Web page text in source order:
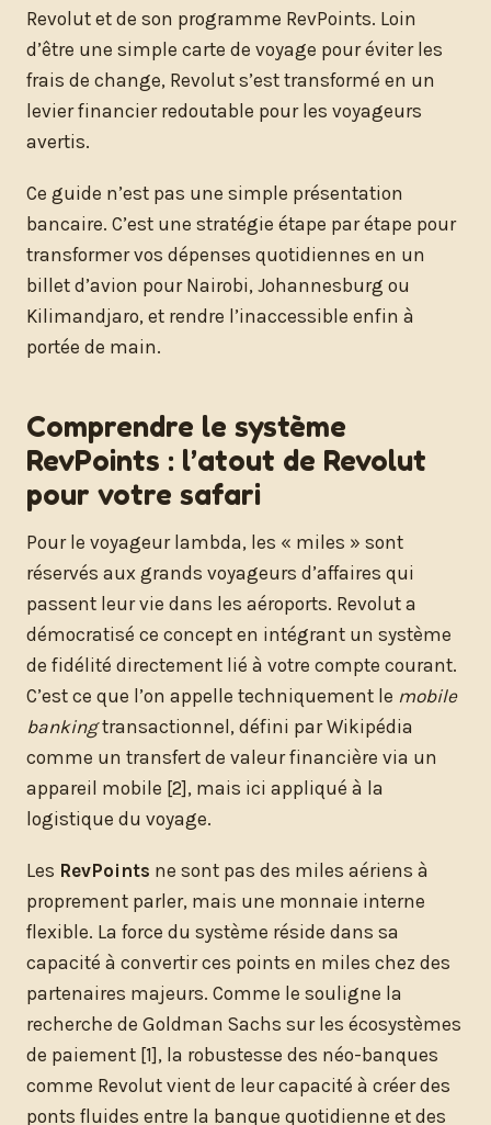
Revolut et de son programme RevPoints. Loin
d’être une simple carte de voyage pour éviter les
frais de change, Revolut s’est transformé en un
levier financier redoutable pour les voyageurs
avertis.
Ce guide n’est pas une simple présentation
bancaire. C’est une stratégie étape par étape pour
transformer vos dépenses quotidiennes en un
billet d’avion pour Nairobi, Johannesburg ou
Kilimandjaro, et rendre l’inaccessible enfin à
portée de main.
Comprendre le système
RevPoints : l’atout de Revolut
pour votre safari
Pour le voyageur lambda, les « miles » sont
réservés aux grands voyageurs d’affaires qui
passent leur vie dans les aéroports. Revolut a
démocratisé ce concept en intégrant un système
de fidélité directement lié à votre compte courant.
C’est ce que l’on appelle techniquement le mobile
bankingtransactionnel, défini par Wikipédia
comme un transfert de valeur financière via un
appareil mobile [2], mais ici appliqué à la
logistique du voyage.
Les RevPoints ne sont pas des miles aériens à
proprement parler, mais une monnaie interne
flexible. La force du système réside dans sa
capacité à convertir ces points en miles chez des
partenaires majeurs. Comme le souligne la
recherche de Goldman Sachs sur les écosystèmes
de paiement [1], la robustesse des néo-banques
comme Revolut vient de leur capacité à créer des
ponts fluides entre la banque quotidienne et des